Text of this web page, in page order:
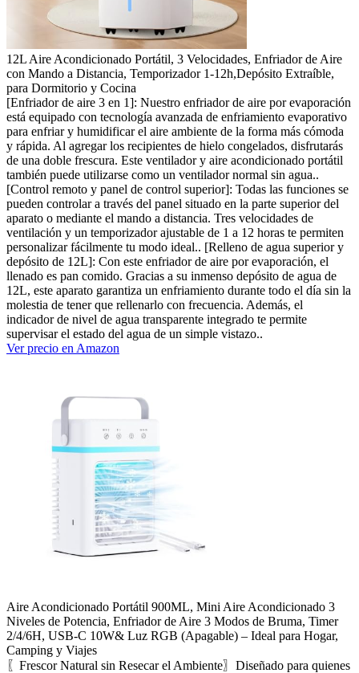
12L Aire Acondicionado Portátil, 3 Velocidades, Enfriador de Aire
con Mando a Distancia, Temporizador 1-12h,Depósito Extraíble,
para Dormitorio y Cocina
[Enfriador de aire 3 en 1]: Nuestro enfriador de aire por evaporación
está equipado con tecnología avanzada de enfriamiento evaporativo
para enfriar y humidificar el aire ambiente de la forma más cómoda
y rápida. Al agregar los recipientes de hielo congelados, disfrutarás
de una doble frescura. Este ventilador y aire acondicionado portátil
también puede utilizarse como un ventilador normal sin agua..
[Control remoto y panel de control superior]: Todas las funciones se
pueden controlar a través del panel situado en la parte superior del
aparato o mediante el mando a distancia. Tres velocidades de
ventilación y un temporizador ajustable de 1 a 12 horas te permiten
personalizar fácilmente tu modo ideal.. [Relleno de agua superior y
depósito de 12L]: Con este enfriador de aire por evaporación, el
llenado es pan comido. Gracias a su inmenso depósito de agua de
12L, este aparato garantiza un enfriamiento durante todo el día sin la
molestia de tener que rellenarlo con frecuencia. Además, el
indicador de nivel de agua transparente integrado te permite
supervisar el estado del agua de un simple vistazo..
Ver precio en Amazon
Aire Acondicionado Portátil 900ML, Mini Aire Acondicionado 3
Niveles de Potencia, Enfriador de Aire 3 Modos de Bruma, Timer
2/4/6H, USB-C 10W& Luz RGB (Apagable) – Ideal para Hogar,
Camping y Viajes
〖Frescor Natural sin Resecar el Ambiente〗Diseñado para quienes